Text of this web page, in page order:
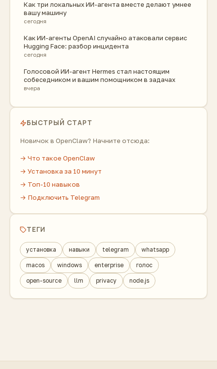
Как три локальных ИИ-агента вместе делают умнее
вашу машину
сегодня
Как ИИ-агенты OpenAI случайно атаковали сервис
Hugging Face: разбор инцидента
сегодня
Голосовой ИИ-агент Hermes стал настоящим
собеседником и вашим помощником в задачах
вчера
БЫСТРЫЙ СТАРТ
Новичок в OpenClaw? Начните отсюда:
→ Что такое OpenClaw
→ Установка за 10 минут
→ Топ-10 навыков
→ Подключить Telegram
ТЕГИ
установка навыки telegram whatsapp
macos windows enterprise голос
open-source llm privacy node.js